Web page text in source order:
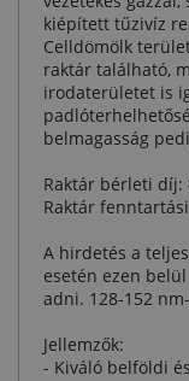
kiépített tűzivíz
Celldömölk
raktár található,
irodaterületet is
belmagasság
Raktár bérleti díj:
Raktár
A hirdetés a
esetén ezen
adni. 128-152
Jellemzők:
- Kiváló belföldi